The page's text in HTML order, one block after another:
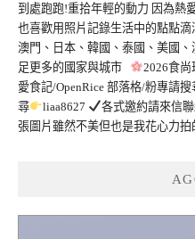
到處跑跑!重拾年輕的動力 因為熱
也喜歡用照片記錄生活中的點點
澳門、日本、韓國、泰國、美國
足更多的國家與城市
2026食尚
愛食記/OpenRice 部落格/粉專請搜
尋
liaa8627 各式邀約請來信
張圖片雖然不美但也是我花心力拍